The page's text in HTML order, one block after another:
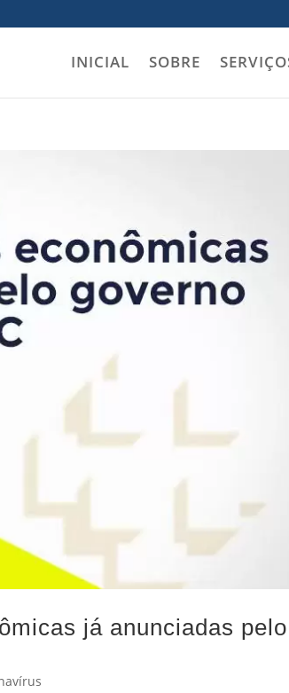
INICIAL SOBRE
já anunciadas pelo